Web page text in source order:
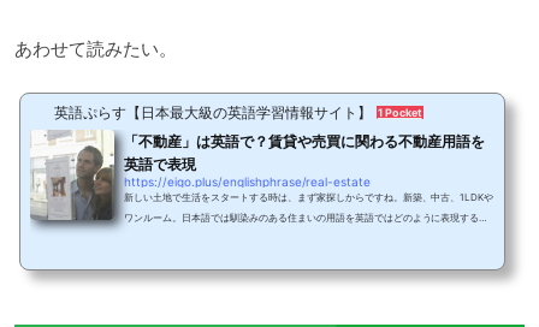
あわせて読みたい。
英語ぷらす【日本最大級の英語学習情報サイト】 1 Pocket
「不動産」は英語で？賃貸や売買に関わる不動産用語を
英語で表現
https://eigo.plus/englishphrase/real-estate
新しい土地で生活をスタートする時は、まず家探しからですね。新築、中古、1LDKや
ワンルーム。日本語では馴染みのある住まいの用語を英語ではどのように表現するの
たら、力になってあげると喜ばれます。今回は、そんな場合に備えられるよう、英語